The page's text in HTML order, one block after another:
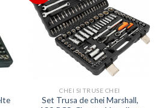
CHEI SI TRUSE CHEI
Set Trusa de chei Marshall,